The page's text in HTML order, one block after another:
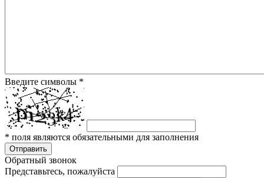
Введите символы *
* поля являются обязательными для заполнения
Отправить
Обратный звонок
Представьтесь, пожалуйста